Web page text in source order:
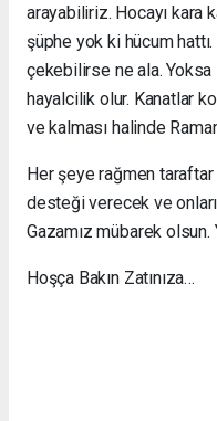
arayabiliriz. Hocayı kara
şüphe yok ki hücum
çekebilirse ne ala. Yoksa
hayalcilik olur. Kanatlar
ve kalması halinde
Her şeye rağmen taraftar
desteği verecek ve
Gazamız mübarek
Hoşça Bakın Zatınıza…